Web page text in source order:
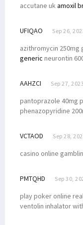
accutane ukamoxil
UFIQAO Sep 26,
azithromycin 250mg
generic neurontin
AAHZCI Sep 27,
pantoprazole 40mg
phenazopyridine
VCTAOD Sep 28,
casino online
PMTQHD Sep 30,
play poker online
ventolin inhalator